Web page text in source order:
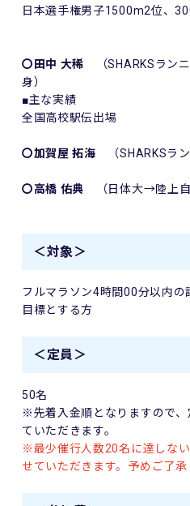
日本選手権男子1500m2位、
〇田中 大稀 （SHARKSラン
身）
■主な実績
全国高校駅伝出場
〇加賀屋 拓海 （SHARKSラン
〇高橋 佑典 （日体大→陸上自
＜対象＞
フルマラソン4時間00分以内
目標とする方
＜定員＞
50名
※先着入金順となりますので
ていただきます。
※最少催行人数20名に達しな
せていただきます。予めご了承